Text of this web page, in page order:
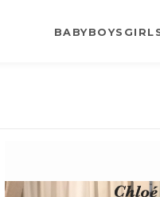
BABYBOYS